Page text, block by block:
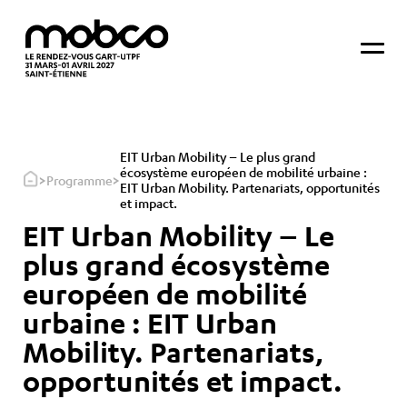
>Programme>
EIT Urban Mobility – Le plus grand
écosystème européen de mobilité urbaine :
EIT Urban Mobility. Partenariats, opportunités
et impact.
EIT Urban Mobility – Le
plus grand écosystème
européen de mobilité
urbaine : EIT Urban
Mobility. Partenariats,
opportunités et impact.